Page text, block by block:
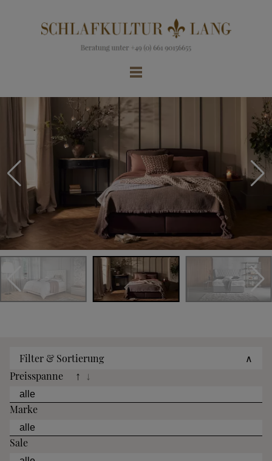
Filter & Sortierung
∧
Preisspanne
↑ ↓
Marke
Sale